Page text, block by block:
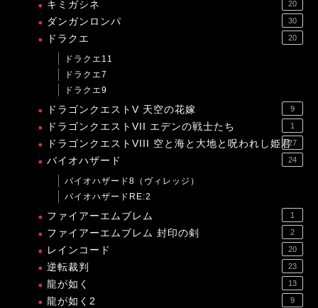
キミガシネ 20
ダンガンロンパ 30
ドラクエ 20
ドラクエ11
ドラクエ7
ドラクエ9
ドラゴンクエストV 天空の花嫁 9
ドラゴンクエストVII エデンの戦士たち 1
ドラゴンクエストVIII 空と海と大地と呪われし姫君27
バイオハザード 24
バイオハザード8（ヴィレッジ）
バイオハザードRE:2
ファイアーエムブレム 1
ファイアーエムブレム 封印の剣 2
レインコード 20
逆転裁判 23
龍が如く 13
龍が如く2 9